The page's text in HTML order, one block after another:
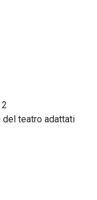
teatro adattati